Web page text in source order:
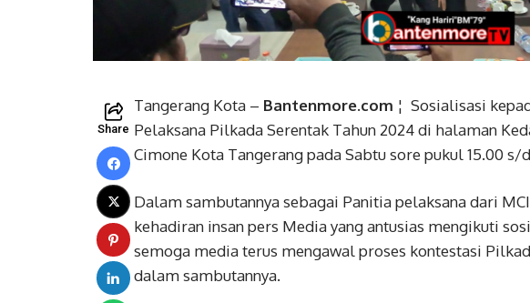
Share
Tangerang Kota – Bantenmore.com ¦ Sosialisasi
Pelaksana Pilkada Serentak Tahun 2024 di halaman
Cimone Kota Tangerang pada Sabtu sore pukul 15.00 s/
Dalam sambutannya sebagai Panitia pelaksana dari
kehadiran insan pers Media yang antusias mengikuti
semoga media terus mengawal proses kontestasi
dalam sambutannya.